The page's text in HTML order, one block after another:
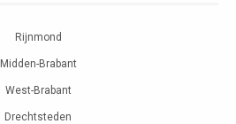
Rijnmond
Midden-Brabant
West-Brabant
Drechtsteden